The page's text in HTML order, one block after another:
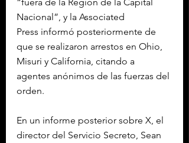
Nacional”, y la Associated
Press informó posteriormente de
que se realizaron arrestos en Ohio,
Misuri y California, citando a
agentes anónimos de las fuerzas del
orden.
En un informe posterior sobre X, el
director del Servicio Secreto, Sean